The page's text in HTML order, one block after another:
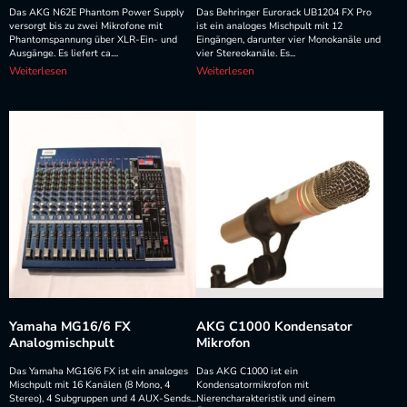
Das AKG N62E Phantom Power Supply
versorgt bis zu zwei Mikrofone mit
Phantomspannung über XLR-Ein- und
Ausgänge. Es liefert ca....
Weiterlesen
Das Behringer Eurorack UB1204 FX Pro
ist ein analoges Mischpult mit 12
Eingängen, darunter vier Monokanäle und
vier Stereokanäle. Es...
Weiterlesen
Yamaha MG16/6 FX
Analogmischpult
Das Yamaha MG16/6 FX ist ein analoges
Mischpult mit 16 Kanälen (8 Mono, 4
Stereo), 4 Subgruppen und 4 AUX-Sends...
AKG C1000 Kondensator
Mikrofon
Das AKG C1000 ist ein
Kondensatormikrofon mit
Nierencharakteristik und einem